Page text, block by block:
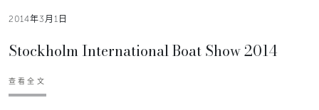
2014年3月1日
Stockholm International Boat Show 2014
查看全文